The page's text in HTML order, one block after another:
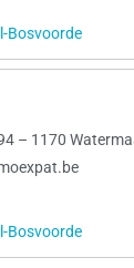
Bosvoorde
– 1170
Bosvoorde